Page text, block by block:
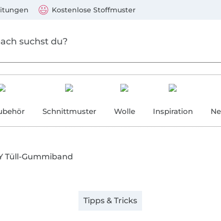
Kostenlose Stoffmuster
Schnittmuster Wolle Inspiration
Tüll-Gummiband
Tipps & Tricks
Mastercard, PayPal, Giropay, Kauf auf Rechnung,